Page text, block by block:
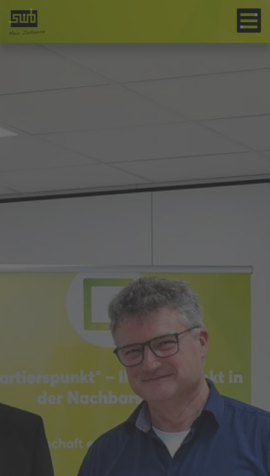
Datenschutzerklärung
zur Kenntnis
genommen. Ich stimme zu, dass meine Angaben
und Daten zur Beantwortung meiner Anfrage
elektronisch erhoben und gespeichert werden.